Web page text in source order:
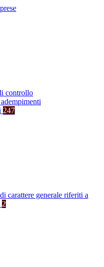
controllo
247
carattere generale riferiti a
2